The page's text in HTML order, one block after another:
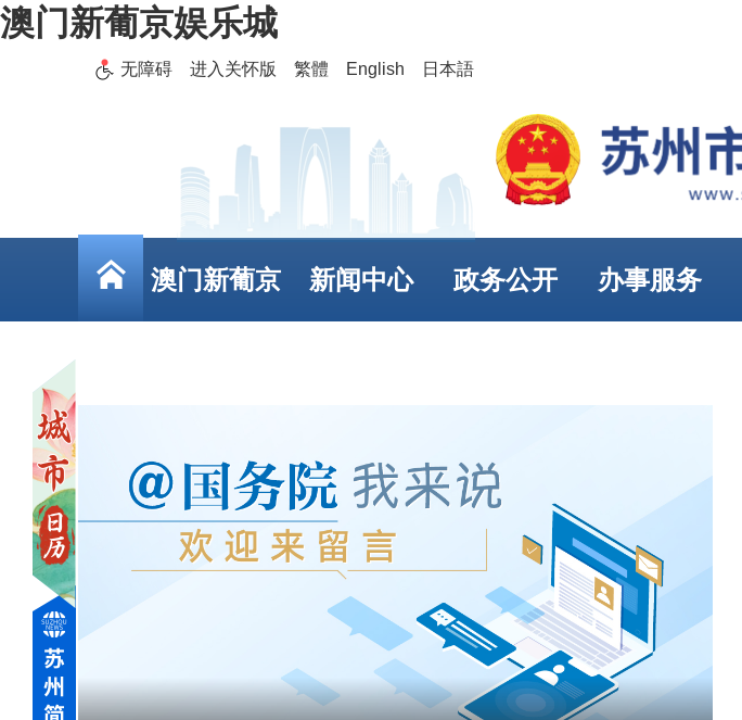
澳门新葡京娱乐城
无障碍 进入关怀版 繁體 English 日本語
澳门新葡京 新闻中心 政务公开 办事服务